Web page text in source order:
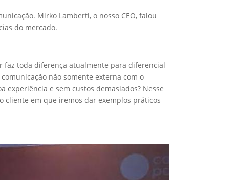
Mirko Lamberti, o nosso CEO, falou
do mercado.
faz toda diferença atualmente para diferencial
não somente externa com o
e sem custos demasiados? Nesse
cliente em que iremos dar exemplos práticos